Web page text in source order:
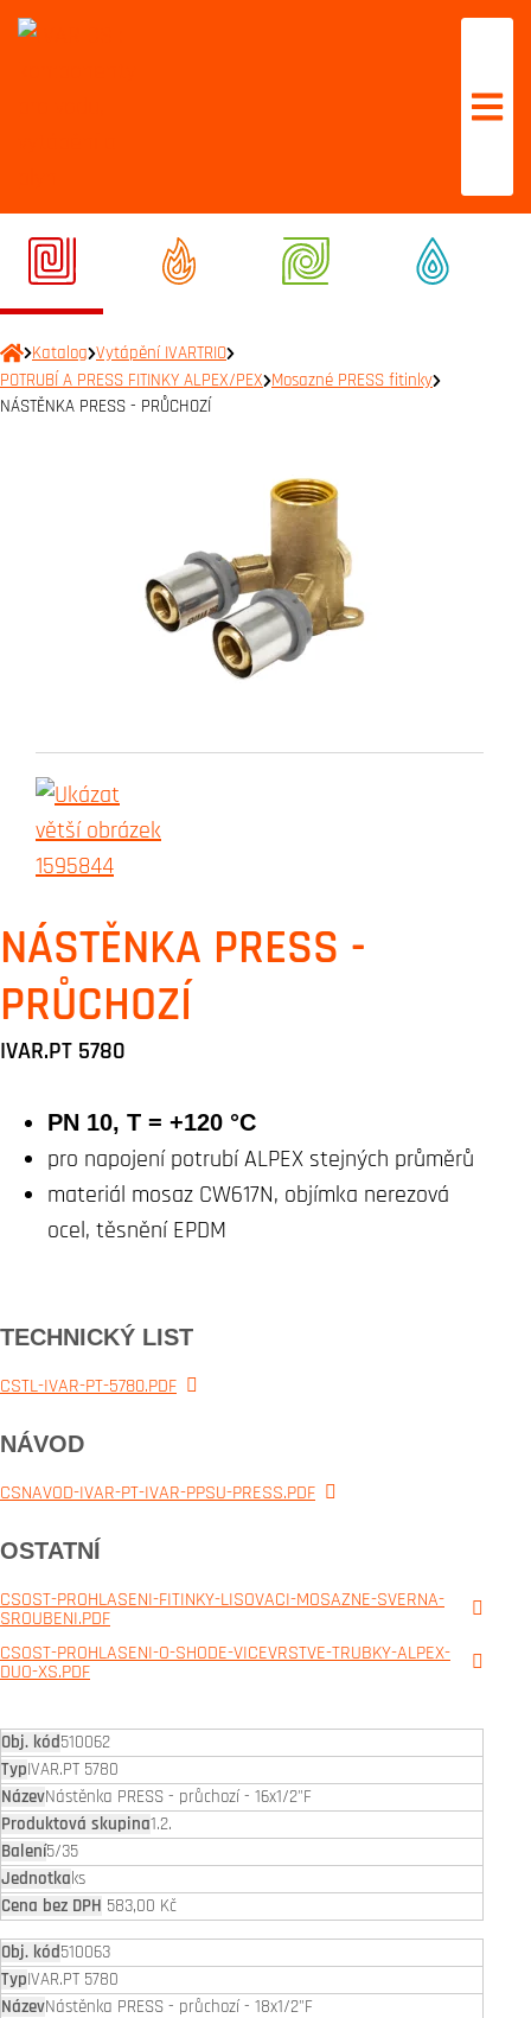
Katalog Vytápění IVARTRIO
POTRUBÍ A PRESS FITINKY ALPEX/PEX Mosazné PRESS fitinky
NÁSTĚNKA PRESS - PRŮCHOZÍ
NÁSTĚNKA PRESS -
PRŮCHOZÍ
IVAR.PT 5780
PN 10, T = +120 °C
pro napojení potrubí ALPEX stejných průměrů
materiál mosaz CW617N, objímka nerezová
ocel, těsnění EPDM
TECHNICKÝ LIST
CSTL-IVAR-PT-5780.PDF
NÁVOD
CSNAVOD-IVAR-PT-IVAR-PPSU-PRESS.PDF
OSTATNÍ
CSOST-PROHLASENI-FITINKY-LISOVACI-MOSAZNE-SVERNA-
SROUBENI.PDF
CSOST-PROHLASENI-O-SHODE-VICEVRSTVE-TRUBKY-ALPEX-
DUO-XS.PDF
510062
IVAR.PT 5780
Nástěnka PRESS - průchozí - 16x1/2"F
1.2.
5/35
ks
583,00 Kč
510063
IVAR.PT 5780
Nástěnka PRESS - průchozí - 18x1/2"F